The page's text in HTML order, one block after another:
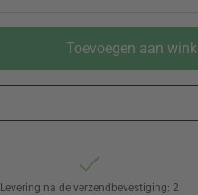
Toevoegen aan
Levering na de verzendbevestiging: 2